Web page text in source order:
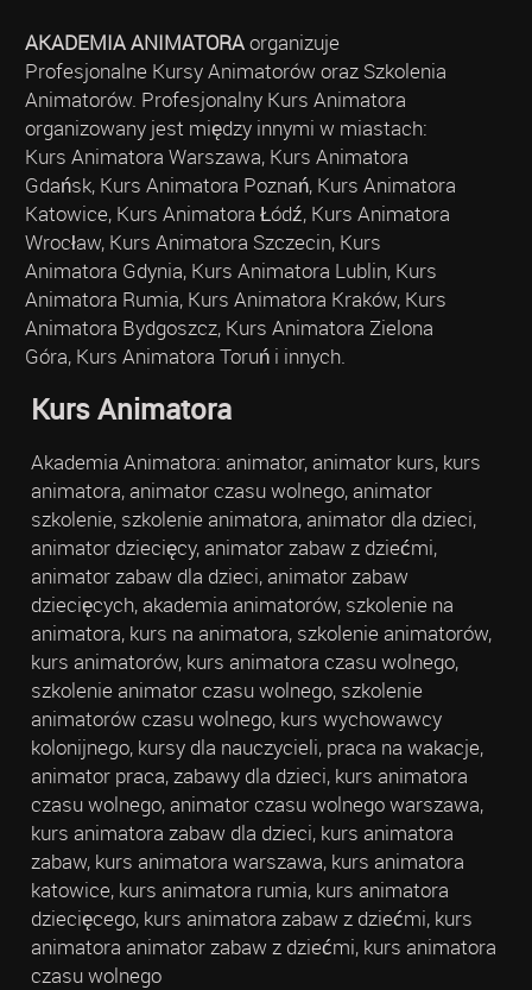
AKADEMIA ANIMATORAorganizuje
Profesjonalne Kursy Animatorów oraz Szkolenia
Animatorów. Profesjonalny Kurs Animatora
organizowany jest między innymi w miastach:
Kurs Animatora Warszawa, Kurs Animatora
Gdańsk, Kurs Animatora Poznań, Kurs Animatora
Katowice, Kurs Animatora Łódź, Kurs Animatora
Wrocław, Kurs Animatora Szczecin, Kurs
Animatora Gdynia, Kurs Animatora Lublin, Kurs
Animatora Rumia, Kurs Animatora Kraków, Kurs
Animatora Bydgoszcz, Kurs Animatora Zielona
Góra, Kurs Animatora Toruń i innych.
Kurs Animatora
Akademia Animatora: animator, animator kurs, kurs
animatora, animator czasu wolnego, animator
szkolenie, szkolenie animatora, animator dla dzieci,
animator dziecięcy, animator zabaw z dziećmi,
animator zabaw dla dzieci, animator zabaw
dziecięcych, akademia animatorów, szkolenie na
animatora, kurs na animatora, szkolenie animatorów,
kurs animatorów, kurs animatora czasu wolnego,
szkolenie animator czasu wolnego, szkolenie
animatorów czasu wolnego, kurs wychowawcy
kolonijnego, kursy dla nauczycieli, praca na wakacje,
animator praca, zabawy dla dzieci, kurs animatora
czasu wolnego, animator czasu wolnego warszawa,
kurs animatora zabaw dla dzieci, kurs animatora
zabaw, kurs animatora warszawa, kurs animatora
katowice, kurs animatora rumia, kurs animatora
dziecięcego, kurs animatora zabaw z dziećmi, kurs
animatora animator zabaw z dziećmi, kurs animatora
czasu wolnego